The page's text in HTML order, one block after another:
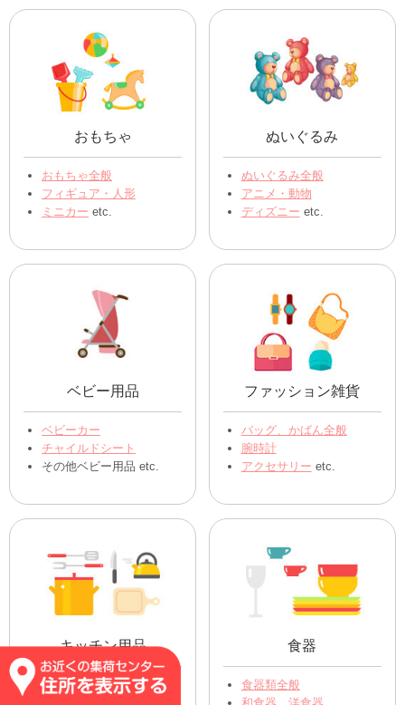
おもちゃ
おもちゃ全般
フィギュア・人形
ミニカー etc.
ぬいぐるみ
ぬいぐるみ全般
アニメ・動物
ディズニー etc.
ベビー用品
ベビーカー
チャイルドシート
その他ベビー用品 etc.
ファッション雑貨
バッグ、かばん全般
腕時計
アクセサリー etc.
キッチン用品
ｽﾌﾟｰﾝ､ﾌｫｰｸ､ﾅｲﾌ
食器
食器類全般